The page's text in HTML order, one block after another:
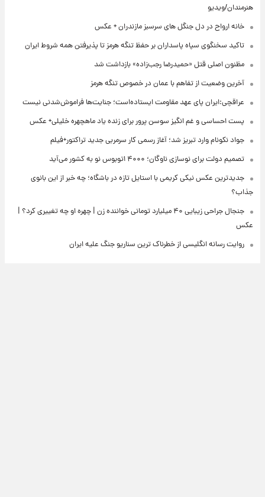
هنرمندان/ویدیو
خانه ارواح در دل جنگل های سرسبز مازندران + عکس
تاکید سخنگوی سپاه پاسداران بر حفظ تنگه هرمز تا پذیرفتن همه شروط ایران
مظنون اصلی قتل «حمیدرضا رجب‌زاده» بازداشت شد
آخرین وضعیت از تفاهم با عمان در خصوص تنگه هرمز
عراقچی:ایران پای عهد مقاومت ایستاده‌است؛ جنایت‌ها فراموش‌شدنی نیست
پست احساسی و غم انگیز سوسن پرور برای زنده یاد ماهچهره خلیلی+ عکس
جواد نکونام وارد تبریز شد؛ آغاز رسمی کار سرمربی جدید تراکتور+فیلم
تصمیم دولت برای نوسازی ناوگان؛ ۴۰۰۰ اتوبوس نو به کشور می‌آید
جدیدترین عکس نیکی کریمی با استایل تازه در باشگاه؛ چه خبر از این بانوی
جذاب؟
جنجال جراحی زیبایی ۴۰ میلیارد تومانی خواننده زن | چهره او چه تغییری کرد؟ |
عکس
روایت رسانه انگلیسی از خطرناک ترین سناریو جنگ علیه ایران